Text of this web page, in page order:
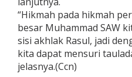
“Hikmah pada hikmah
besar Muhammad SAW
sisi akhlak Rasul, jadi
kita dapat mensuri
jelasnya.(Ccn)